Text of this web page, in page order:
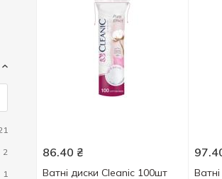
2
1
86.40 ₴
Ватні диски Cleanic 100шт